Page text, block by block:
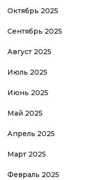
Октябрь 2025
Сентябрь 2025
Август 2025
Июль 2025
Июнь 2025
Май 2025
Апрель 2025
Март 2025
Февраль 2025